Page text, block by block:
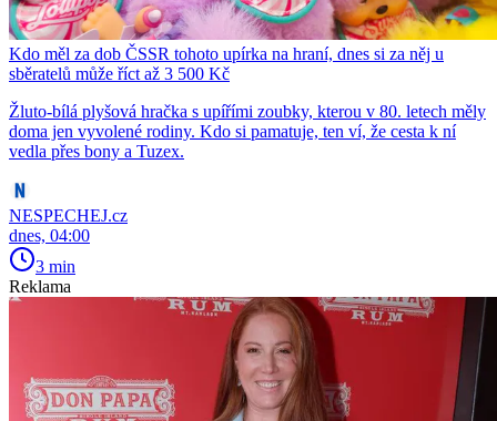
Kdo měl za dob ČSSR tohoto upírka na hraní, dnes si za něj u
sběratelů může říct až 3 500 Kč
Žluto-bílá plyšová hračka s upířími zoubky, kterou v 80. letech měly
doma jen vyvolené rodiny. Kdo si pamatuje, ten ví, že cesta k ní
vedla přes bony a Tuzex.
NESPECHEJ.cz
dnes, 04:00
3 min
Reklama